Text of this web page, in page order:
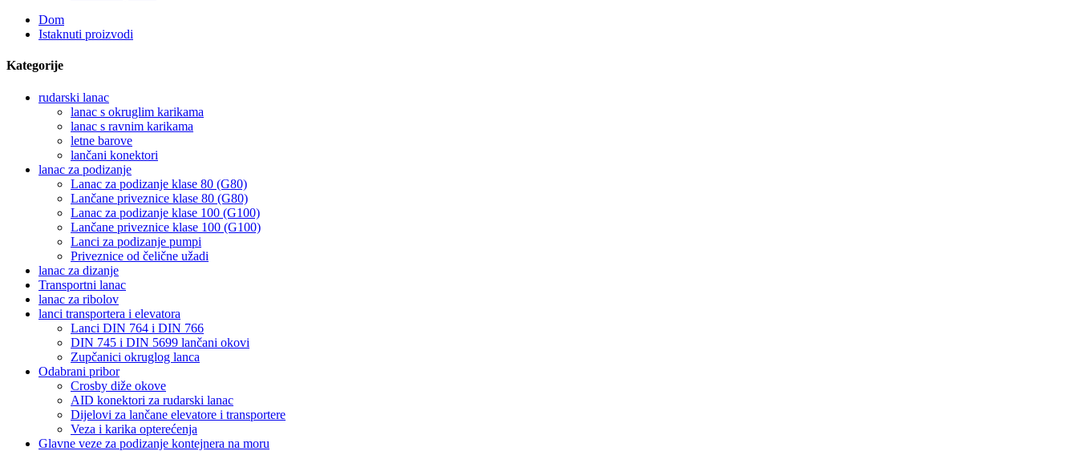
Dom
Istaknuti proizvodi
Kategorije
rudarski lanac
lanac s okruglim karikama
lanac s ravnim karikama
letne barove
lančani konektori
lanac za podizanje
Lanac za podizanje klase 80 (G80)
Lančane priveznice klase 80 (G80)
Lanac za podizanje klase 100 (G100)
Lančane priveznice klase 100 (G100)
Lanci za podizanje pumpi
Priveznice od čelične užadi
lanac za dizanje
Transportni lanac
lanac za ribolov
lanci transportera i elevatora
Lanci DIN 764 i DIN 766
DIN 745 i DIN 5699 lančani okovi
Zupčanici okruglog lanca
Odabrani pribor
Crosby diže okove
AID konektori za rudarski lanac
Dijelovi za lančane elevatore i transportere
Veza i karika opterećenja
Glavne veze za podizanje kontejnera na moru